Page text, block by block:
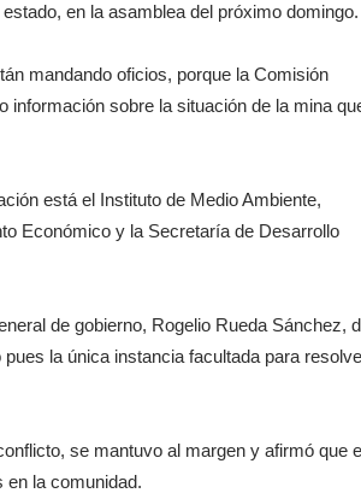
en la asamblea del próximo domingo.
mandando oficios, porque la Comisión
sobre la situación de la mina
está el Instituto de Medio Ambiente,
Económico y la Secretaría de Desarrollo
de gobierno, Rogelio Rueda Sánchez,
la única instancia facultada para
se mantuvo al margen y afirmó que
en la comunidad.